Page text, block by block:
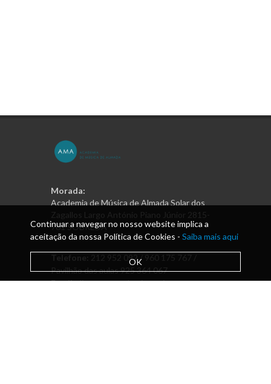
Morada:
Academia de Música de Almada Solar dos
Zagallos Largo António Piano Júnior 2815-
761 SOBREDA
Telefone:
212 952 092 / 960 175 767 /
Pavilhão das aulas 925 364 067
Email:direcao@academiamusica.pt
Continuar a navegar no nosso website implica a
aceitação da nossa Política de Cookies - Saiba mais aqui
OK